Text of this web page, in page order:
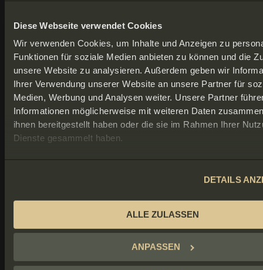
Diese Webseite verwendet Cookies
Wir verwenden Cookies, um Inhalte und Anzeigen zu
Funktionen für soziale Medien anbieten zu können und die
unsere Website zu analysieren. Außerdem geben wir
Ihrer Verwendung unserer Website an unsere Partner für
Medien, Werbung und Analysen weiter. Unsere Partner
Informationen möglicherweise mit weiteren Daten
ihnen bereitgestellt haben oder die sie im Rahmen Ihrer
Dienste gesammelt haben.
DETAILS
ALLE ZULASSEN
ANPASSEN
wiederzuerkennen.
Sie können Ihren Browser so einstellen, dass Sie über
das Setzen von Cookies informiert werden und
Cookies nur im Einzelfall erlauben, die Annahme von
Cookies für bestimmte Fälle oder generell
ausschließen sowie das automatische Löschen der
Cookies beim Schließen des Browser aktivieren. Bei
der Deaktivierung von Cookies kann die Funktionalität
Erfassung allgemeiner Informationen / Server-Log
Wenn Sie auf unsere Webseite zugreifen, werden
die Art des Webbrowsers, das verwendete
Betriebssystem, den Domainnamen Ihres Internet